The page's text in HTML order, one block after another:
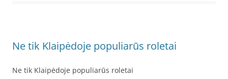
Ne tik Klaipėdoje populiarūs roletai
Ne tik Klaipėdoje populiarūs roletai